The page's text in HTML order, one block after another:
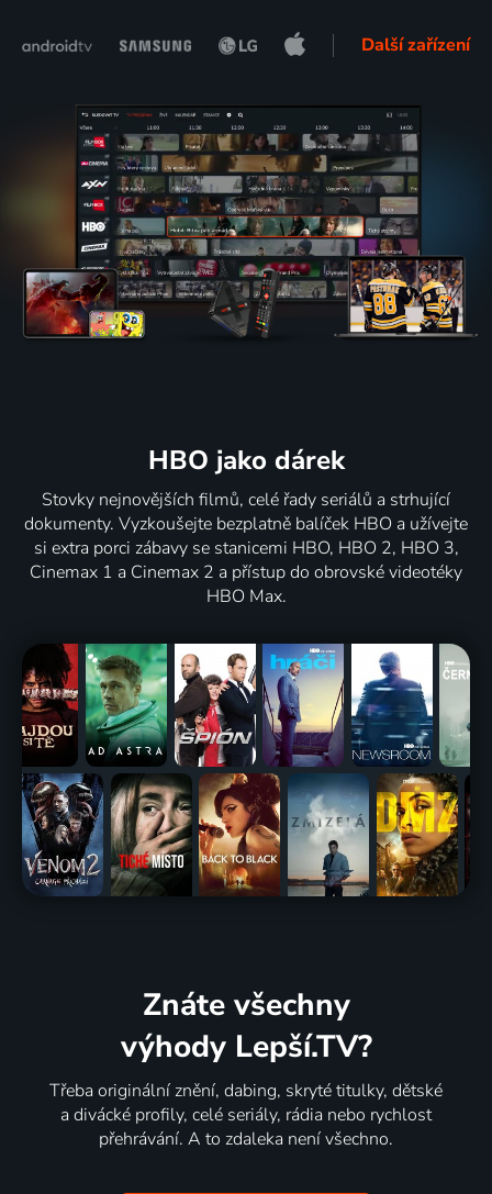
Další zařízení
HBO jako dárek
Stovky nejnovějších filmů, celé řady seriálů a strhující
dokumenty. Vyzkoušejte bezplatně balíček HBO a užívejte
si extra porci zábavy se stanicemi HBO, HBO 2, HBO 3,
Cinemax 1 a Cinemax 2 a přístup do obrovské videotéky
HBO Max.
Znáte všechny
výhody Lepší.TV?
Třeba originální znění, dabing, skryté titulky, dětské
a divácké profily, celé seriály, rádia nebo rychlost
přehrávání. A to zdaleka není všechno.